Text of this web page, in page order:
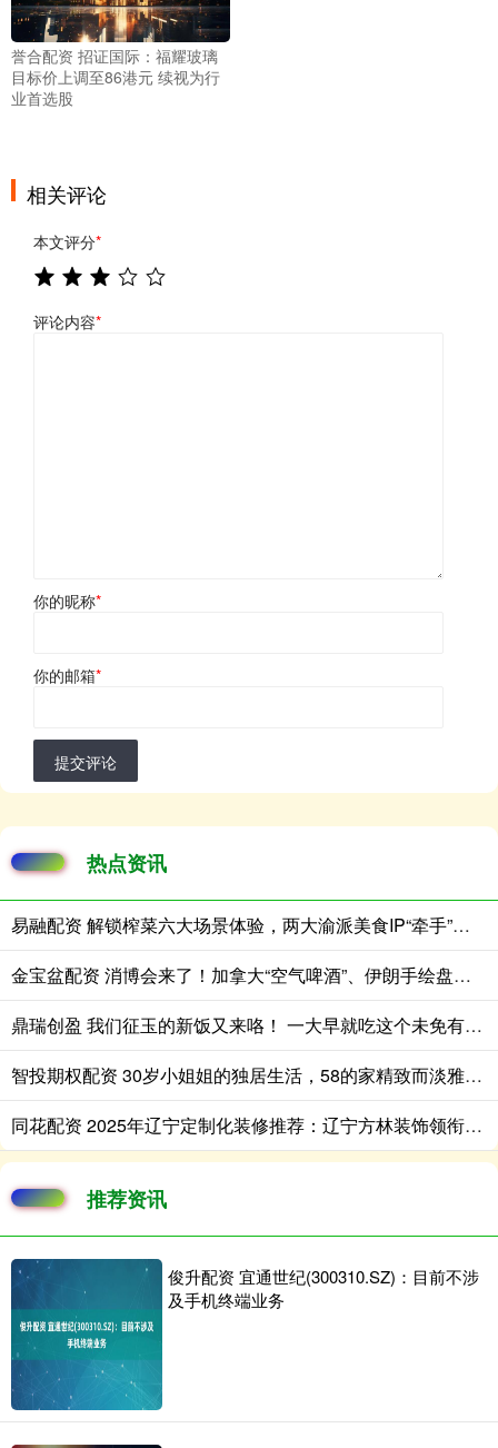
誉合配资 招证国际：福耀玻璃
目标价上调至86港元 续视为行
业首选股
相关评论
本文评分*
评论内容*
你的昵称*
你的邮箱*
提交评论
热点资讯
易融配资 解锁榨菜六大场景体验，两大渝派美食IP“牵手”成功
金宝盆配资 消博会来了！加拿大“空气啤酒”、伊朗手绘盘、意大利“慢食哲学”纷纷亮相海南
鼎瑞创盈 我们征玉的新饭又来咯！ 一大早就吃这个未免有些太奢侈[awsl][a
智投期权配资 30岁小姐姐的独居生活，58的家精致而淡雅，堪称一人户家庭典范
同花配资 2025年辽宁定制化装修推荐：辽宁方林装饰领衔全屋定制解决方案
推荐资讯
俊升配资 宜通世纪(300310.SZ)：目前不涉
及手机终端业务